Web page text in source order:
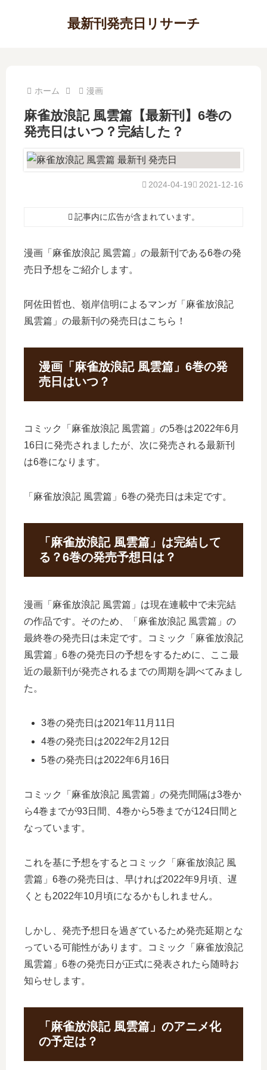
最新刊発売日リサーチ
ホーム 漫画
麻雀放浪記 風雲篇【最新刊】6巻の
発売日はいつ？完結した？
2021-12-16
2024-04-19
記事内に広告が含まれています。
漫画「麻雀放浪記 風雲篇」の最新刊である6巻の発
売日予想をご紹介します。
阿佐田哲也、嶺岸信明によるマンガ「麻雀放浪記
風雲篇」の最新刊の発売日はこちら！
漫画「麻雀放浪記 風雲篇」6巻の発
売日はいつ？
コミック「麻雀放浪記 風雲篇」の5巻は2022年6月
16日に発売されましたが、次に発売される最新刊
は6巻になります。
「麻雀放浪記 風雲篇」6巻の発売日は未定です。
「麻雀放浪記 風雲篇」は完結して
る？6巻の発売予想日は？
漫画「麻雀放浪記 風雲篇」は現在連載中で未完結
の作品です。そのため、「麻雀放浪記 風雲篇」の
最終巻の発売日は未定です。コミック「麻雀放浪記
風雲篇」6巻の発売日の予想をするために、ここ最
近の最新刊が発売されるまでの周期を調べてみまし
た。
3巻の発売日は2021年11月11日
4巻の発売日は2022年2月12日
5巻の発売日は2022年6月16日
コミック「麻雀放浪記 風雲篇」の発売間隔は3巻か
ら4巻までが93日間、4巻から5巻までが124日間と
なっています。
これを基に予想をするとコミック「麻雀放浪記 風
雲篇」6巻の発売日は、早ければ2022年9月頃、遅
くとも2022年10月頃になるかもしれません。
しかし、発売予想日を過ぎているため発売延期とな
っている可能性があります。コミック「麻雀放浪記
風雲篇」6巻の発売日が正式に発表されたら随時お
知らせします。
「麻雀放浪記 風雲篇」のアニメ化
の予定は？